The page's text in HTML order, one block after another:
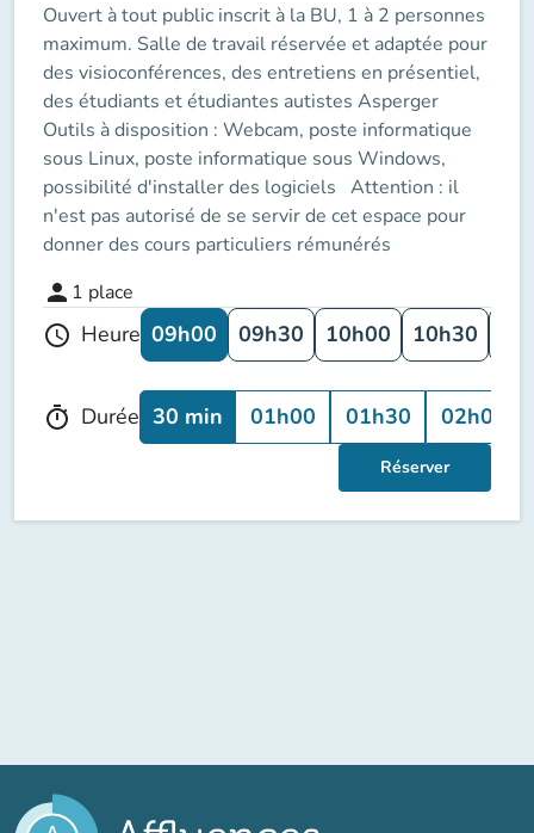
Ouvert à tout public inscrit à la BU, 1 à 2 personnes
maximum. Salle de travail réservée et adaptée pour
des visioconférences, des entretiens en présentiel,
des étudiants et étudiantes autistes Asperger
Outils à disposition : Webcam, poste informatique
sous Linux, poste informatique sous Windows,
possibilité d'installer des logiciels Attention : il
n'est pas autorisé de se servir de cet espace pour
donner des cours particuliers rémunérés
person 1 place
schedule Heure 09h00 09h30 10h00 10h30
timer Durée 30 min 01h00 01h30 02h00
Réserver